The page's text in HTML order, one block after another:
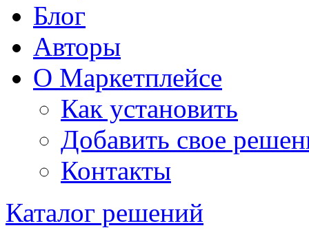
Блог
Авторы
О Маркетплейсе
Как установить
Добавить свое
Контакты
Каталог решений